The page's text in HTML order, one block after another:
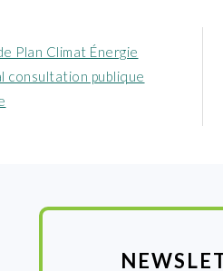
Plan Climat Énergie
publique